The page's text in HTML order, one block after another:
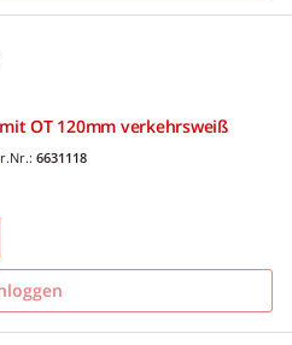
OT 120mm verkehrsweiß
6631118